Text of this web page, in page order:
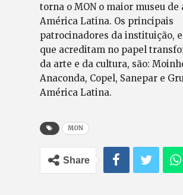
torna o MON o maior museu de
América Latina. Os principais
patrocinadores da instituição,
que acreditam no papel
da arte e da cultura, são:
Anaconda, Copel, Sanepar e
América Latina.
MON
Share